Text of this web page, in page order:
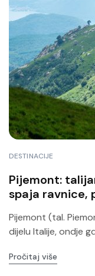
DESTINACIJE
Pijemont:
spaja ravnice,
Pijemont (tal.
dijelu Italije, ondje
Pročitaj više